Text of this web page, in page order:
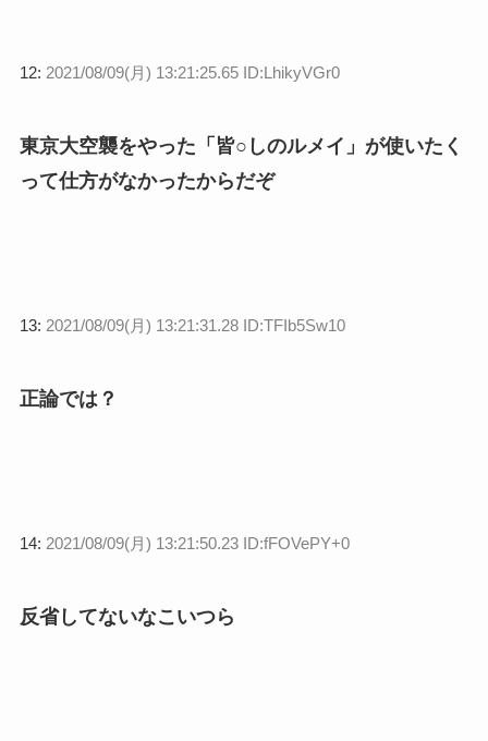
12: 2021/08/09(月) 13:21:25.65 ID:LhikyVGr0
東京大空襲をやった「皆○しのルメイ」が使いたく
って仕方がなかったからだぞ
13: 2021/08/09(月) 13:21:31.28 ID:TFIb5Sw10
正論では？
14: 2021/08/09(月) 13:21:50.23 ID:fFOVePY+0
反省してないなこいつら